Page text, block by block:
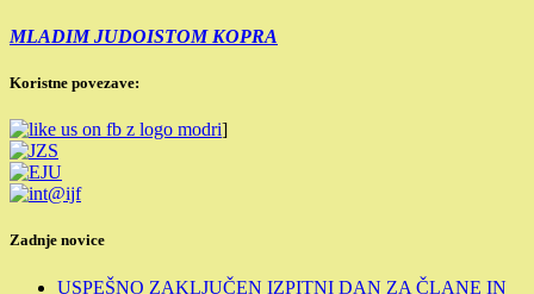
MLADIM JUDOISTOM KOPRA
Koristne povezave:
]
Zadnje novice
USPEŠNO ZAKLJUČEN IZPITNI DAN ZA ČLANE IN